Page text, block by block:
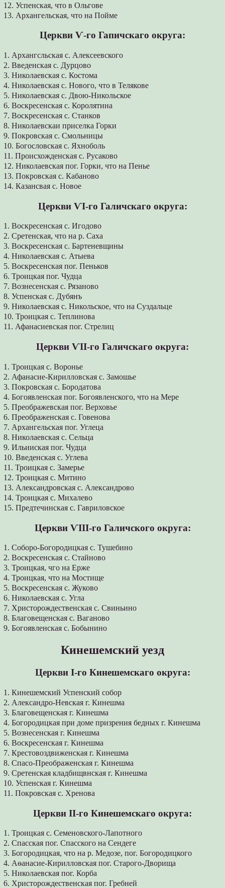
12. Успенская, что в Ольгове
13. Архангельская, что на Пойме
Церкви Ѵ-го Гапичскаго округа:
1. Архангсльская с. Алексеевского
2. Введенская с. Дурцово
3. Николаевская с. Костома
4. Николаевская с. Нового, что в Телякове
5. Николаевская с. Двою-Никольское
6. Воскресенская с. Королятина
7. Воскресенская с. Станков
8. Николаевскаи приселка Горки
9. Покровская с. Смольницы
10. Богословская с. Яхноболь
11. Происхожденская с. Русаково
12. Николаевская пог. Горки, что на Пенье
13. Покровская с. Кабаново
14. Казансвая с. Новое
Церкви ѴІ-го Галичскаго округа:
1. Воскресенская с. Игодово
2. Сретенская, что на р. Саха
3. Воскресенская с. Бартеневщины
4. Николаевская с. Атыева
5. Воскресенская пог. Пеньков
6. Троицкая пог. Чудца
7. Вознесенская с. Рязаново
8. Успенская с. Дубянъ
9. Николаевская с. Никольское, что на Суздальце
10. Троицкая с. Теплинова
11. Афанасиевская пог. Стрелиц
Церкви ѴІІ-го Галичскаго округа:
1. Троицкая с. Воронье
2. Афанасие-Кирилловская с. Замошье
3. Покровская с. Бородатова
4. Богоявленская пог. Богоявленского, что на Мере
5. Преображевская пог. Верховье
6. Преображенская с. Говенова
7. Архангельская пог. Углеца
8. Николаевская с. Сельца
9. Ильииская пог. Чудца
10. Введенская с. Углева
11. Троицкая с. Замерье
12. Троицкая с. Митино
13. Александровская с. Александрово
14. Троицкая с. Михалево
15. Предтечинская с. Гавриловское
Церкви ѴІІІ-го Галичского округа:
1. Соборо-Богородицкая с. Тушебино
2. Воскресенская с. Стайново
3. Троицкая, чго на Ерже
4. Троицкая, что на Мостище
5. Воскресенская с. Жуково
6. Николаевская с. Угла
7. Христорождественская с. Свиньино
8. Благовещенская с. Ваганово
9. Богоявленская с. Бобынино
Кинешемский уезд
Церкви І-го Кинешемскаго округа:
1. Кинешемский Успенский собор
2. Александро-Невская г. Кинешма
3. Благовещенская г. Кинешма
4. Богородицкая при доме призрения бедных г. Кинешма
5. Вознесенская г. Кинешма
6. Воскресенская г. Кинешма
7. Крестовоздвиженская г. Кинешма
8. Спасо-Преображенская г. Кинешма
9. Сретенская кладбищвнская г. Кинешма
10. Успенская г. Кинешма
11. Покровская с. Хренова
Церкви ІІ-го Кинешемскаго округа:
1. Троицкая с. Семеновского-Лапотного
2. Спасская пог. Спасского на Сендеге
3. Богородицкая, что на р. Медозе, пог. Богородицкого
4. Аѳанасие-Кирилловская пог. Старого-Дворища
5. Николаевская пог. Корба
6. Христорождественская пог. Гребней